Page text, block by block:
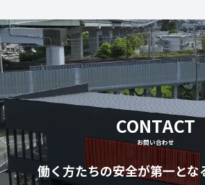
CONTACT
お問い合わせ
働く方たちの安全が第一とな